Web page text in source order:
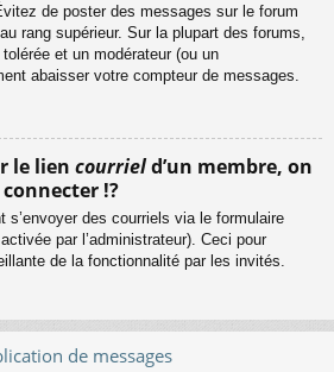
de poster des messages sur le forum
rang supérieur. Sur la plupart des forums,
et un modérateur (ou un
abaisser votre compteur de messages.
le lien courrield’un membre, on
!?
s’envoyer des courriels via le formulaire
par l’administrateur). Ceci pour
de la fonctionnalité par les invités.
de messages